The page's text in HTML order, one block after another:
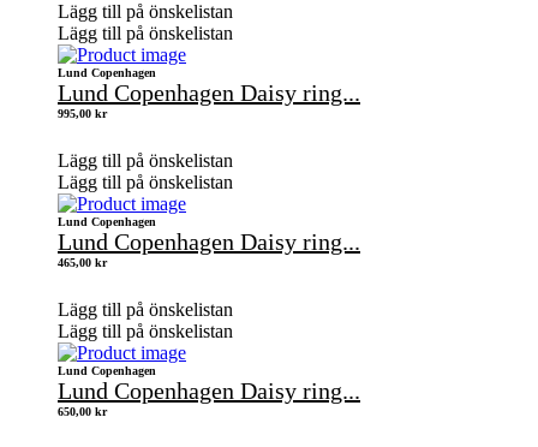
Lägg till på önskelistan
Lägg till på önskelistan
Lund Copenhagen
Lund Copenhagen Daisy ring...
995,00 kr
Lägg till på önskelistan
Lägg till på önskelistan
Lund Copenhagen
Lund Copenhagen Daisy ring...
465,00 kr
Lägg till på önskelistan
Lägg till på önskelistan
Lund Copenhagen
Lund Copenhagen Daisy ring...
650,00 kr